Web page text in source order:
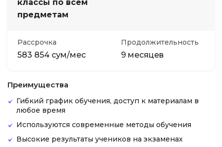
классы по всем
предметам
Рассрочка
583 854 сум/мес
Продолжительность
9 месяцев
Преимущества
Гибкий график обучения, доступ к материалам в
любое время
Используются современные методы обучения
Высокие результаты учеников на экзаменах